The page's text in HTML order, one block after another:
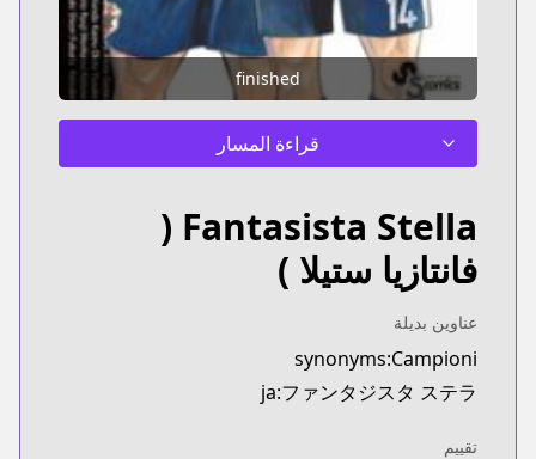
finished
قراءة المسار
Fantasista Stella
(
فانتازيا ستيلا )
عناوين بديلة
synonyms:Campioni
ja:ファンタジスタ ステラ
تقييم